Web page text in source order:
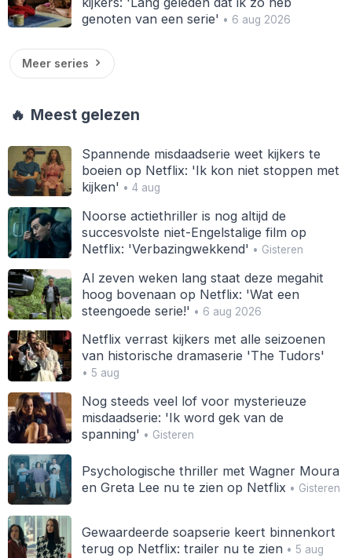
genoten van een serie' • 6 aug 2026
Meer series
🔥 Meest gelezen
Spannende misdaadserie weet kijkers te
boeien op Netflix: 'Ik kon niet stoppen met
kijken' • 4 aug
Noorse actiethriller is nog altijd de
succesvolste niet-Engelstalige film op
Netflix: 'Verbazingwekkend' • Gisteren
Al zeven weken lang staat deze megahit
hoog bovenaan op Netflix: 'Wat een
steengoede serie!' • 6 aug 2026
Netflix verrast kijkers met alle seizoenen
van historische dramaserie 'The Tudors'
• 5 aug
Nog steeds veel lof voor mysterieuze
misdaadserie: 'Ik word gek van de
spanning' • Gisteren
Psychologische thriller met Wagner Moura
en Greta Lee nu te zien op Netflix • Gisteren
Gewaardeerde soapserie keert binnenkort
terug op Netflix: trailer nu te zien• 5 aug